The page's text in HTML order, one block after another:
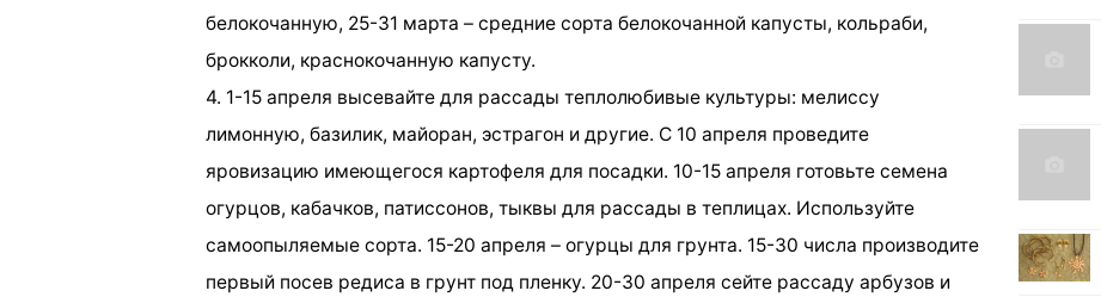
белокочанную, 25-31 марта – средние сорта белокочанной капусты, кольраби,
брокколи, краснокочанную капусту.
4. 1-15 апреля высевайте для рассады теплолюбивые культуры: мелиссу
лимонную, базилик, майоран, эстрагон и другие. С 10 апреля проведите
яровизацию имеющегося картофеля для посадки. 10-15 апреля готовьте семена
огурцов, кабачков, патиссонов, тыквы для рассады в теплицах. Используйте
самоопыляемые сорта. 15-20 апреля – огурцы для грунта. 15-30 числа производите
первый посев редиса в грунт под пленку. 20-30 апреля сейте рассаду арбузов и